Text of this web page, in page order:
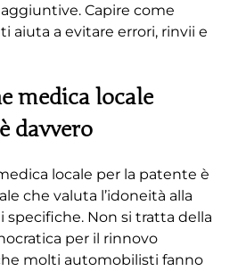
Capire come
aiuta a evitare errori, rinvii e
medica locale
davvero
locale per la patente è
che valuta l’idoneità alla
specifiche. Non si tratta della
per il rinnovo
molti automobilisti fanno